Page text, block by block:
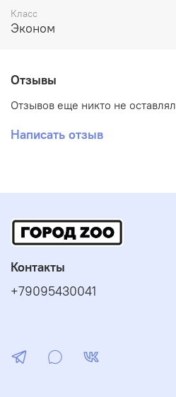
Класс
Эконом
Отзывы
Отзывов еще никто не оставлял
Написать отзыв
Контакты
+79095430041